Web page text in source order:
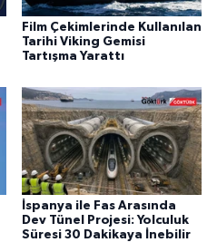
Film Çekimlerinde Kullanılan
Tarihi Viking Gemisi
Tartışma Yarattı
İspanya ile Fas Arasında
Dev Tünel Projesi: Yolculuk
Süresi 30 Dakikaya İnebilir